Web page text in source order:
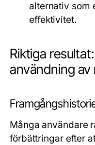
alternativ som
effektivitet.
Riktiga
användning
Många användare
förbättringar efter